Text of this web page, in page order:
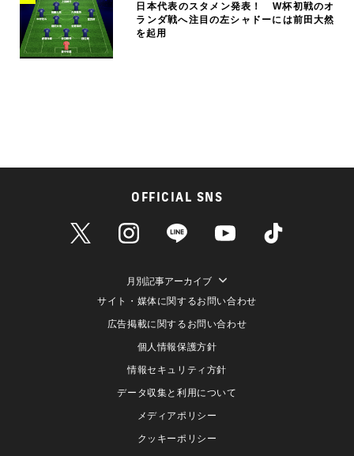
日本代表のスタメン発表！ W杯初戦のオ
ランダ戦へ注目の左シャドーには前田大然
を起用
OFFICIAL SNS
月別記事アーカイブ
サイト・媒体に関するお問い合わせ
広告掲載に関するお問い合わせ
個人情報保護方針
情報セキュリティ方針
データ収集と利用について
メディアポリシー
クッキーポリシー